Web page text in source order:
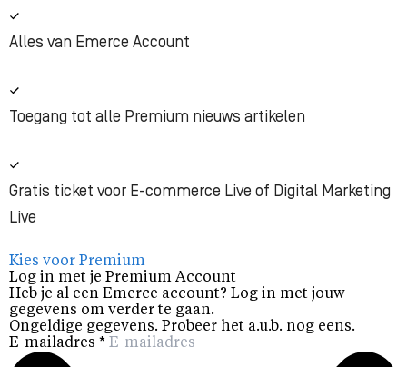
Alles van Emerce Account
Toegang tot alle Premium nieuws artikelen
Gratis ticket voor E-commerce Live of Digital Marketing
Live
Kies voor Premium
Log in met je Premium Account
Heb je al een Emerce account? Log in met jouw
gegevens om verder te gaan.
Ongeldige gegevens. Probeer het a.u.b. nog eens.
E-mailadres *